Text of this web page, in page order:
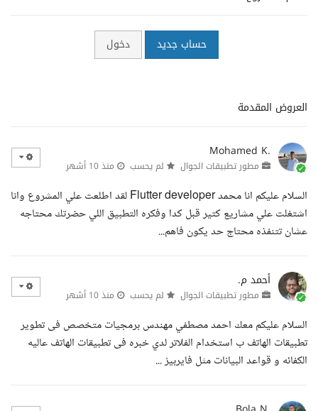
حساب جديد دخول
العروض المقدمة
Mohamed K.
مطور تطبيقات الجوال لم يحسب منذ 10 أشهر
السلام عليكم انا محمد Flutter developer لقد اطلعت علي المشروع وانا
اشتغلت علي مشاريع كتير قبل كدا وفكره التطبيق اللي حضرتك محتاجه
عشان تتنفذه محتاج حد يكون فاهم...
أحمد م.
مطور تطبيقات الجوال لم يحسب منذ 10 أشهر
السلام عليكم معك احمد مصطفي مهندس برمجيات متخصص فى تطوير
تطبيقات الهاتف ب استخدام الفلاتر لدي خبره فى تطبيقات الهاتف عاليه
الكفائه و قواعد البيانات مثل فايربيز ...